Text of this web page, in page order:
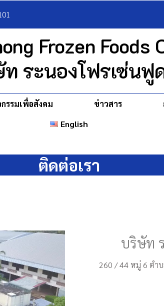
Frozen Foods
ระนองโฟรเซ่นฟู
รรมเพื่อสังคม ข่าวสาร
English
ติดต่อเรา
บริษัท
260 / 44 หมู่ 6 ตำบ